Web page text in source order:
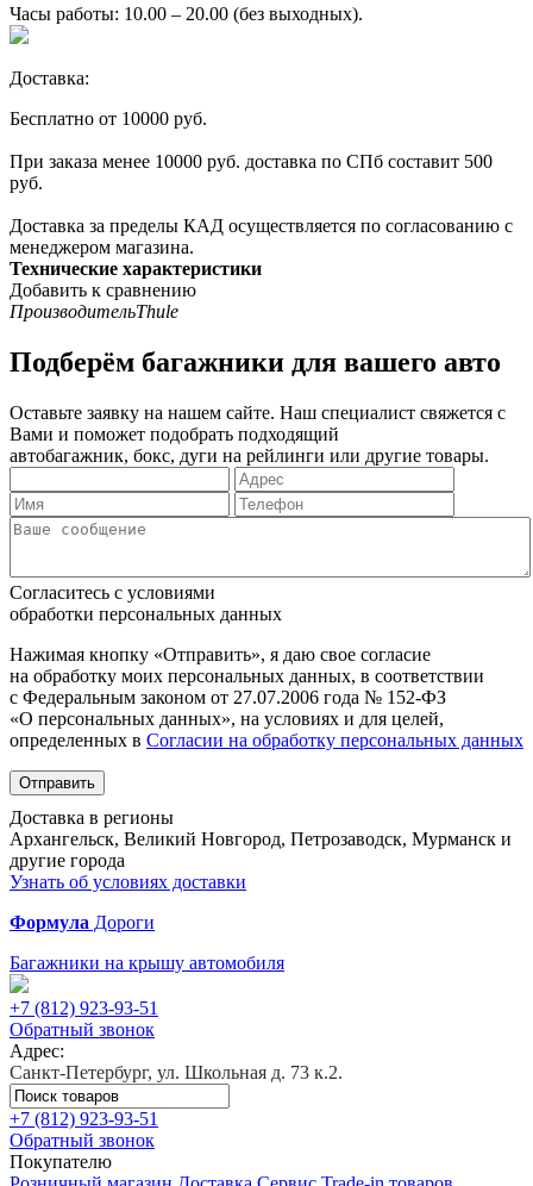
Часы работы: 10.00 – 20.00 (без выходных).
Доставка:
Бесплатно от 10000 руб.
При заказа менее 10000 руб. доставка по СПб составит 500
руб.
Доставка за пределы КАД осуществляется по согласованию с
менеджером магазина.
Технические характеристики
Добавить к сравнению
ПроизводительThule
Подберём багажники для вашего авто
Оставьте заявку на нашем сайте. Наш специалист свяжется с
Вами и поможет подобрать подходящий
автобагажник, бокс, дуги на рейлинги или другие товары.
Согласитесь с условиями
обработки персональных данных
Нажимая кнопку «Отправить», я даю свое согласие
на обработку моих персональных данных, в соответствии
с Федеральным законом от 27.07.2006 года № 152-ФЗ
«О персональных данных», на условиях и для целей,
определенных в Согласии на обработку персональных данных
Отправить
Доставка в регионы
Архангельск, Великий Новгород, Петрозаводск, Мурманск и
другие города
Узнать об условиях доставки
Формула Дороги
Багажники на крышу автомобиля
+7 (812) 923-93-51
Обратный звонок
Адрес:
Санкт-Петербург, ул. Школьная д. 73 к.2.
+7 (812) 923-93-51
Обратный звонок
Покупателю